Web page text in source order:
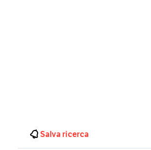
Salva ricerca